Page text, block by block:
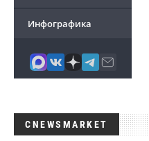
Инфографика
CNEWSMARKET